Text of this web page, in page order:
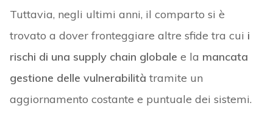
Tuttavia, negli ultimi anni, il comparto si è
trovato a dover fronteggiare altre sfide tra cui i
rischi di una supply chain globale e la mancata
gestione delle vulnerabilità tramite un
aggiornamento costante e puntuale dei sistemi.